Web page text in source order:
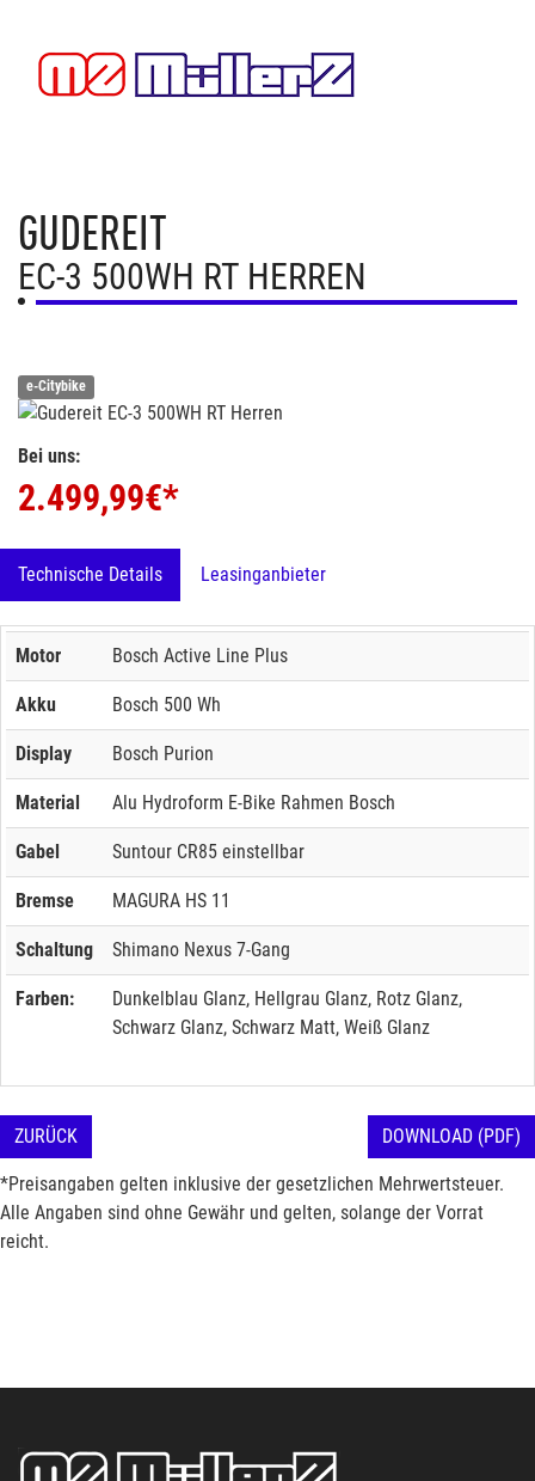
GUDEREIT
EC-3 500WH RT HERREN
e-Citybike
Bei uns:
2.499,99€*
Technische Details Leasinganbieter
Motor Bosch Active Line Plus
Akku Bosch 500 Wh
Display Bosch Purion
Material Alu Hydroform E-Bike Rahmen Bosch
Gabel Suntour CR85 einstellbar
Bremse MAGURA HS 11
Schaltung Shimano Nexus 7-Gang
Farben:
Dunkelblau Glanz, Hellgrau Glanz, Rotz Glanz,
Schwarz Glanz, Schwarz Matt, Weiß Glanz
ZURÜCK DOWNLOAD (PDF)
*Preisangaben gelten inklusive der gesetzlichen Mehrwertsteuer.
Alle Angaben sind ohne Gewähr und gelten, solange der Vorrat
reicht.